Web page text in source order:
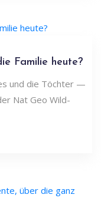
Familie heute?
und die Töchter —
Nat Geo Wild-